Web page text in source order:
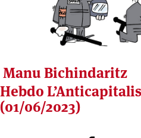
Manu Bichindaritz
Hebdo
(01/06/2023)